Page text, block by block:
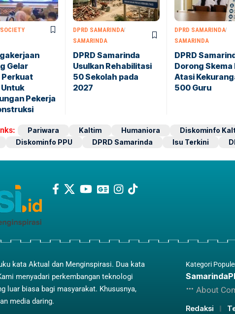
SOCIETY
Gelar
Perkuat
Pekerja
DPRD SAMARINDA
SAMARINDA
DPRD Samarinda
Usulkan Rehabilitasi
50 Sekolah pada
2027
DPRD SAMARINDA
SAMARINDA
DPRD
Dorong Skema
Atasi
500 Guru
Pariwara Kaltim Humaniora Diskominfo
Diskominfo PPU DPRD Samarinda Isu Terkini
kata Aktual dan Menginspirasi. Dua kata
menyadari perkembangan teknologi
luar biasa bagi masyarakat. Khususnya,
media daring.
Kategori
Samarinda
About
Redaksi